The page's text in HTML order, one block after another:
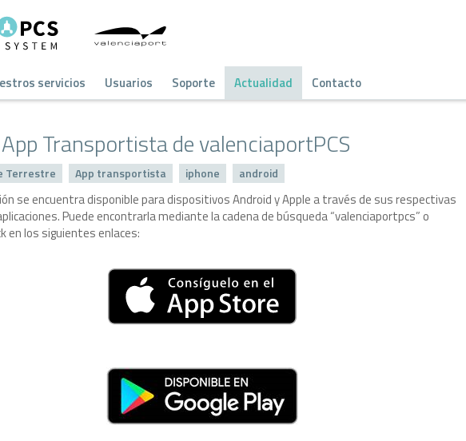
servicios Usuarios Soporte Actualidad Contacto
Transportista de valenciaportPCS
Terrestre App transportista iphone android
se encuentra disponible para dispositivos Android y Apple a través de sus respectivas
Puede encontrarla mediante la cadena de búsqueda “valenciaportpcs” o
en los siguientes enlaces: